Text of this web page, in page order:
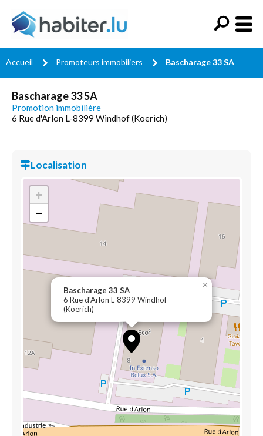
Accueil Promoteurs immobiliers Bascharage 33 SA
Bascharage 33 SA
Promotion immobilière
6 Rue d'Arlon L-8399 Windhof (Koerich)
Localisation
Bascharage 33 SA
6 Rue d'Arlon L-8399 Windhof
(Koerich)
×
+
−